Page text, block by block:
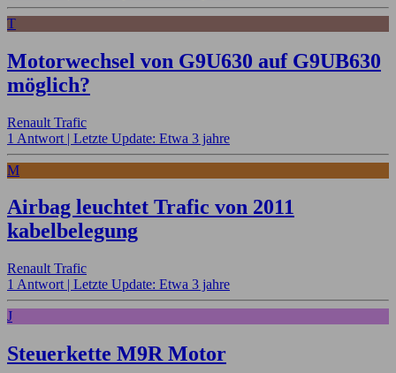
T
Motorwechsel von G9U630 auf G9UB630
möglich?
Renault Trafic
1 Antwort | Letzte Update: Etwa 3 jahre
M
Airbag leuchtet Trafic von 2011
kabelbelegung
Renault Trafic
1 Antwort | Letzte Update: Etwa 3 jahre
J
Steuerkette M9R Motor